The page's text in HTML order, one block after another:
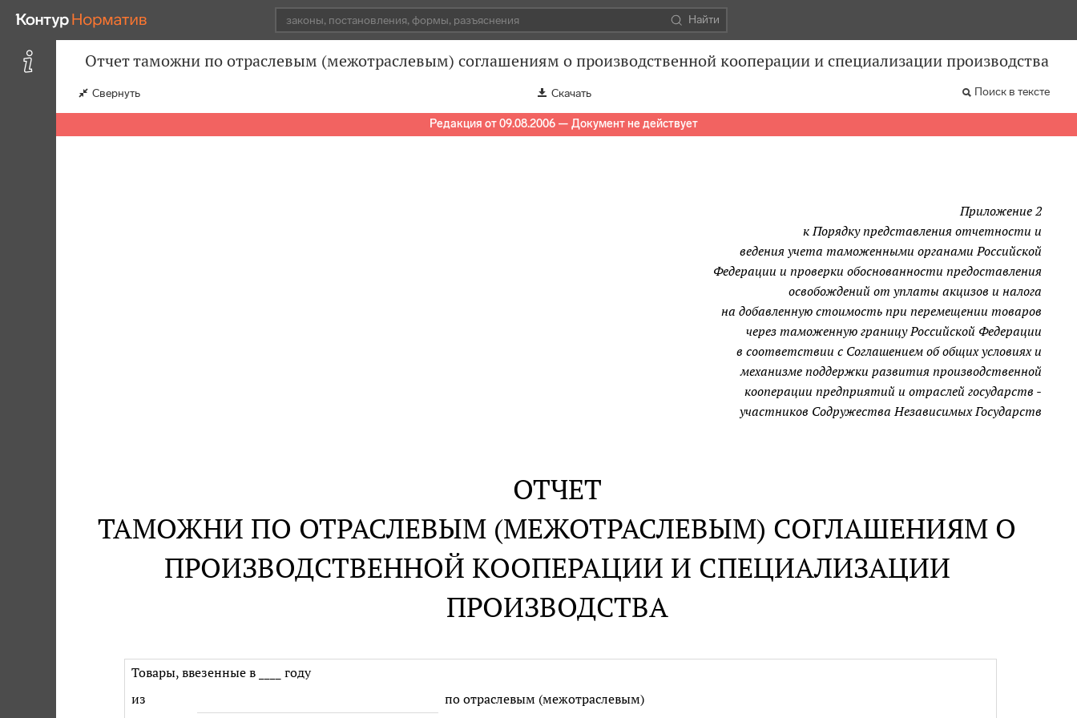
Найти
Отчет таможни по отраслевым (межотраслевым) соглашениям о производственной кооперации и специализации производства
Свернуть Скачать Поиск в тексте
Редакция от 09.08.2006 — Документ не действует
Приложение 2
к Порядку представления отчетности и
ведения учета таможенными органами Российской
Федерации и проверки обоснованности предоставления
освобождений от уплаты акцизов и налога
на добавленную стоимость при перемещении товаров
через таможенную границу Российской Федерации
в соответствии с Соглашением об общих условиях и
механизме поддержки развития производственной
кооперации предприятий и отраслей государств -
участников Содружества Независимых Государств
ОТЧЕТ
ТАМОЖНИ ПО ОТРАСЛЕВЫМ (МЕЖОТРАСЛЕВЫМ) СОГЛАШЕНИЯМ О
ПРОИЗВОДСТВЕННОЙ КООПЕРАЦИИ И СПЕЦИАЛИЗАЦИИ
ПРОИЗВОДСТВА
Товары, ввезенные в ____ году
из
по отраслевым (межотраслевым)